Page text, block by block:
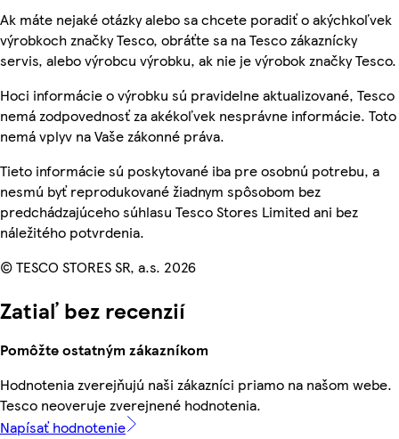
Ak máte nejaké otázky alebo sa chcete poradiť o akýchkoľvek
výrobkoch značky Tesco, obráťte sa na Tesco zákaznícky
servis, alebo výrobcu výrobku, ak nie je výrobok značky Tesco.
Hoci informácie o výrobku sú pravidelne aktualizované, Tesco
nemá zodpovednosť za akékoľvek nesprávne informácie. Toto
nemá vplyv na Vaše zákonné práva.
Tieto informácie sú poskytované iba pre osobnú potrebu, a
nesmú byť reprodukované žiadnym spôsobom bez
predchádzajúceho súhlasu Tesco Stores Limited ani bez
náležitého potvrdenia.
© TESCO STORES SR, a.s. 2026
Zatiaľ bez recenzií
Pomôžte ostatným zákazníkom
Hodnotenia zverejňujú naši zákazníci priamo na našom webe.
Tesco neoveruje zverejnené hodnotenia.
Napísať hodnotenie